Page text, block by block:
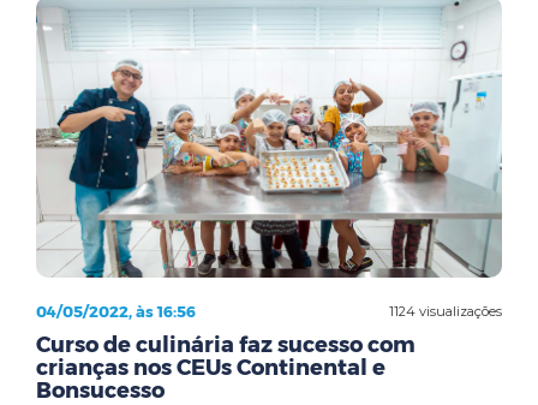
1124 visualizações
04/05/2022, às 16:56
Curso de culinária faz sucesso com
crianças nos CEUs Continental e
Bonsucesso